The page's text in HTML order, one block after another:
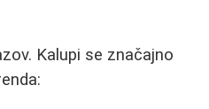
Kalupi se značajno